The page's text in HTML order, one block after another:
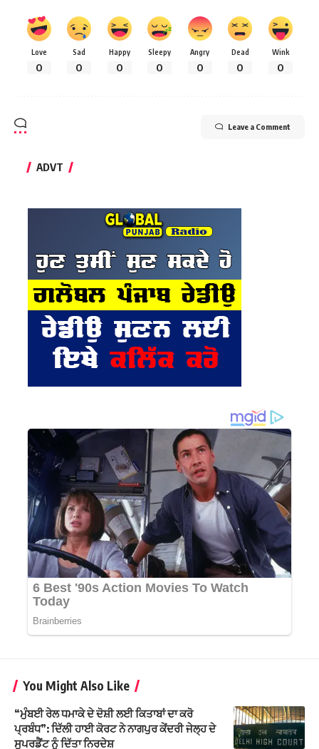
Love
0
Sad
0
Happy
0
Sleepy
0
Angry
0
Dead
0
Wink
0
Leave a Comment
ADVT
You Might Also Like
“ਮੁੰਬਈ ਰੇਲ ਧਮਾਕੇ ਦੇ ਦੋਸ਼ੀ ਲਈ ਕਿਤਾਬਾਂ ਦਾ ਕਰੋ
ਪ੍ਰਬੰਧ”: ਦਿੱਲੀ ਹਾਈ ਕੋਰਟ ਨੇ ਨਾਗਪੁਰ ਕੇਂਦਰੀ ਜੇਲ੍ਹ ਦੇ
ਸੁਪਰਡੈਂਟ ਨੂੰ ਦਿੱਤਾ ਨਿਰਦੇਸ਼